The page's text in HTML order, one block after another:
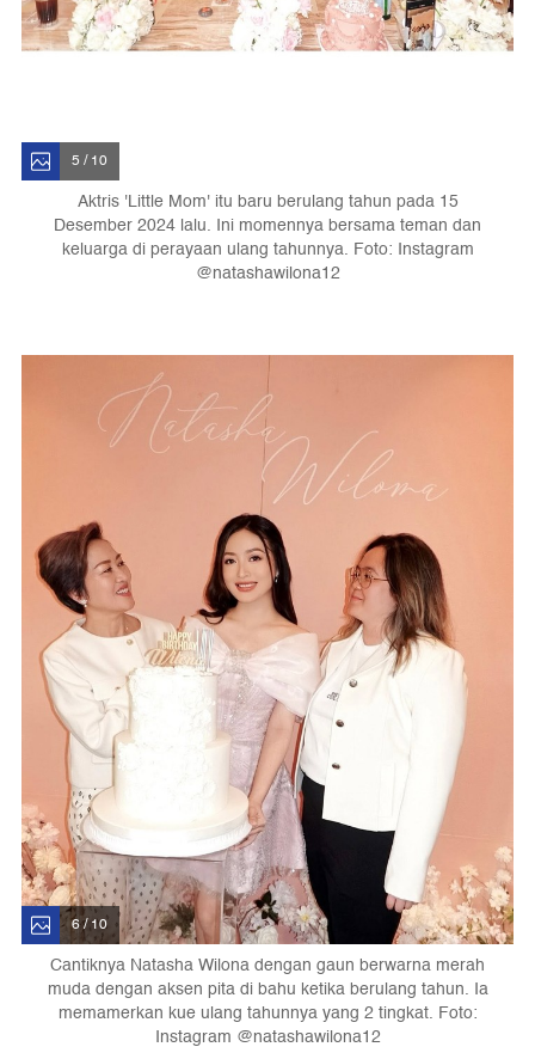
5 / 10
Aktris 'Little Mom' itu baru berulang tahun pada 15
Desember 2024 lalu. Ini momennya bersama teman dan
keluarga di perayaan ulang tahunnya. Foto: Instagram
@natashawilona12
6 / 10
Cantiknya Natasha Wilona dengan gaun berwarna merah
muda dengan aksen pita di bahu ketika berulang tahun. Ia
memamerkan kue ulang tahunnya yang 2 tingkat. Foto:
Instagram @natashawilona12